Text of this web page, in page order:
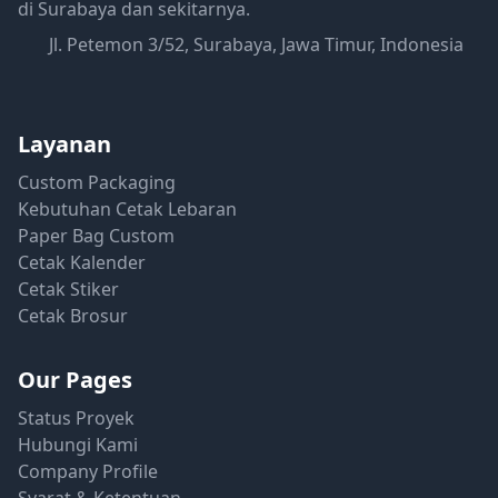
di Surabaya dan sekitarnya.
Jl. Petemon 3/52, Surabaya, Jawa Timur, Indonesia
Layanan
Custom Packaging
Kebutuhan Cetak Lebaran
Paper Bag Custom
Cetak Kalender
Cetak Stiker
Cetak Brosur
Our Pages
Status Proyek
Hubungi Kami
Company Profile